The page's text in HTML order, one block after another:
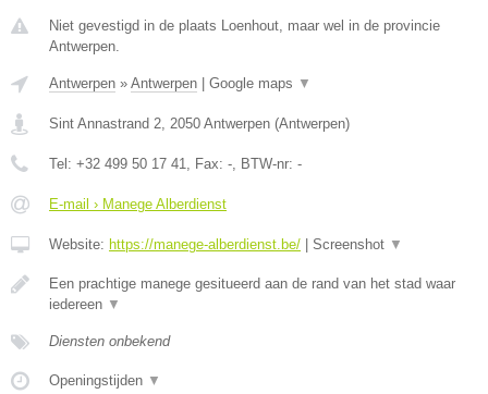
Niet gevestigd in de plaats Loenhout, maar wel in de provincie
Antwerpen.
Antwerpen » Antwerpen Google maps ▼
Sint Annastrand 2, 2050 Antwerpen (Antwerpen)
Tel: +32 499 50 17 41, Fax: -, BTW-nr: -
E-mail › Manege Alberdienst
Website: https://manege-alberdienst.be/ Screenshot ▼
Een prachtige manege gesitueerd aan de rand van het stad waar
iedereen ▼
Diensten onbekend
Openingstijden ▼